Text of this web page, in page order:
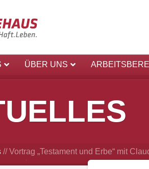
ÜBER UNS
//Vortrag „Testament und Erbe“ mit